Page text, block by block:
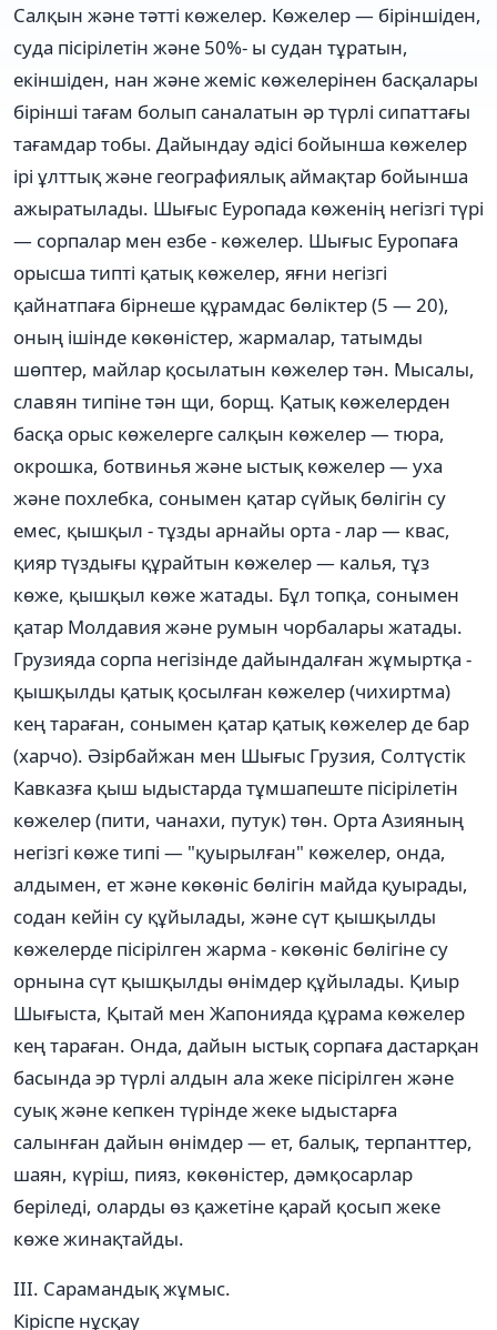
Салқын және тәтті көжелер. Көжелер — біріншіден,
суда пісірілетін және 50%- ы судан тұратын,
екіншіден, нан және жеміс көжелерінен басқалары
бірінші тағам болып саналатын әр түрлі сипаттағы
тағамдар тобы. Дайындау әдісі бойынша көжелер
ірі ұлттық және географиялық аймақтар бойынша
ажыратылады. Шығыс Еуропада көженің негізгі түрі
— сорпалар мен езбе - көжелер. Шығыс Еуропаға
орысша типті қатық көжелер, яғни негізгі
қайнатпаға бірнеше құрамдас бөліктер (5 — 20),
оның ішінде көкөністер, жармалар, татымды
шөптер, майлар қосылатын көжелер тән. Мысалы,
славян типіне тән щи, борщ. Қатық көжелерден
басқа орыс көжелерге салқын көжелер — тюра,
окрошка, ботвинья және ыстық көжелер — уха
және похлебка, сонымен қатар сүйық бөлігін су
емес, қышқыл - тұзды арнайы орта - лар — квас,
қияр түздығы құрайтын көжелер — калья, тұз
көже, қышқыл көже жатады. Бұл топқа, сонымен
қатар Молдавия және румын чорбалары жатады.
Грузияда сорпа негізінде дайындалған жұмыртқа -
қышқылды қатық қосылған көжелер (чихиртма)
кең тараған, сонымен қатар қатық көжелер де бар
(харчо). Әзірбайжан мен Шығыс Грузия, Солтүстік
Кавказға қыш ыдыстарда тұмшапеште пісірілетін
көжелер (пити, чанахи, путук) төн. Орта Азияның
негізгі көже типі — "қуырылған" көжелер, онда,
алдымен, ет және көкөніс бөлігін майда қуырады,
содан кейін су құйылады, және сүт қышқылды
көжелерде пісірілген жарма - көкөніс бөлігіне су
орнына сүт қышқылды өнімдер құйылады. Қиыр
Шығыста, Қытай мен Жапонияда құрама көжелер
кең тараған. Онда, дайын ыстық сорпаға дастарқан
басында эр түрлі алдын ала жеке пісірілген және
суық және кепкен түрінде жеке ыдыстарға
салынған дайын өнімдер — ет, балық, терпанттер,
шаян, күріш, пияз, көкөністер, дәмқосарлар
беріледі, оларды өз қажетіне қарай қосып жеке
көже жинақтайды.
ІІІ. Сарамандық жұмыс.
Кіріспе нұсқау